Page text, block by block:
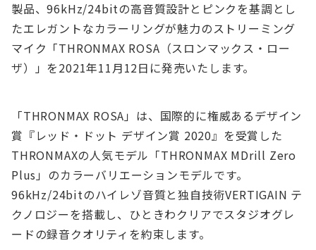
製品、96kHz/24bitの高音質設計とピンクを基調とし
たエレガントなカラーリングが魅力のストリーミング
マイク「THRONMAX ROSA（スロンマックス・ロー
ザ）」を2021年11月12日に発売いたします。
「THRONMAX ROSA」は、国際的に権威あるデザイン
賞『レッド・ドット デザイン賞 2020』を受賞した
THRONMAXの人気モデル「THRONMAX MDrill Zero
Plus」のカラーバリエーションモデルです。
96kHz/24bitのハイレゾ音質と独自技術VERTIGAIN テ
クノロジーを搭載し、ひときわクリアでスタジオグレ
ードの録音クオリティを約束します。